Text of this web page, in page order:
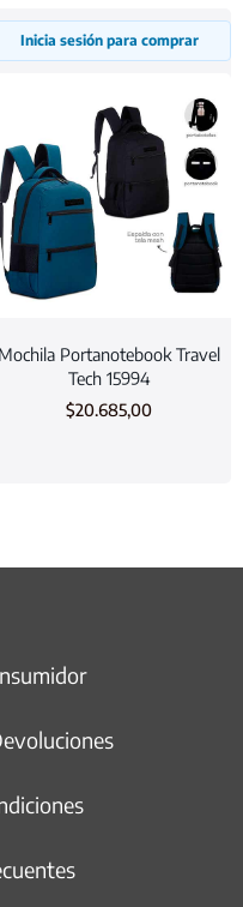
Inicia sesión para comprar
Mochila Portanotebook Travel
Tech 15994
$20.685,00